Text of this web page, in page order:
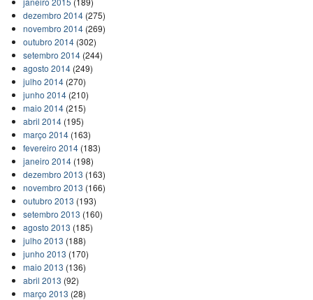
dezembro 2014(275)
novembro 2014(269)
outubro 2014(302)
setembro 2014(244)
agosto 2014(249)
julho 2014(270)
junho 2014(210)
maio 2014(215)
abril 2014(195)
março 2014(163)
fevereiro 2014(183)
janeiro 2014(198)
dezembro 2013 (163)
novembro 2013 (166)
outubro 2013 (193)
setembro 2013 (160)
agosto 2013 (185)
julho 2013 (188)
junho 2013 (170)
maio 2013 (136)
abril 2013 (92)
março 2013 (28)